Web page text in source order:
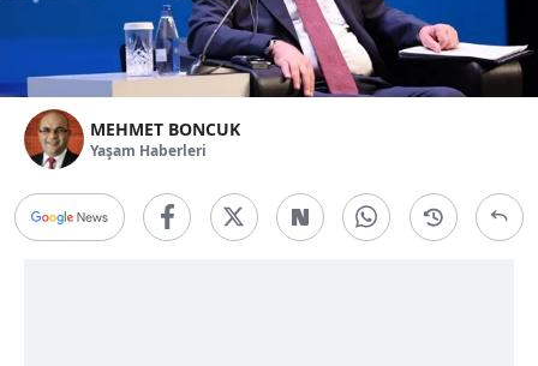
MEHMET BONCUK
Yaşam Haberleri